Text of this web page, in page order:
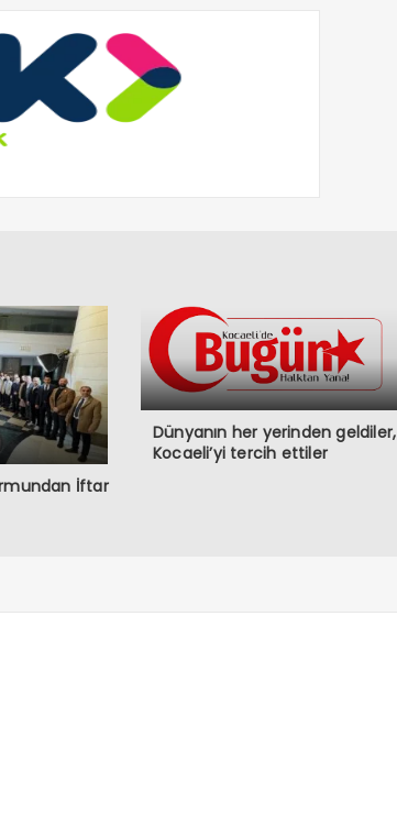
İftar
Dünyanın her yerinden geldiler,
Kocaeli’yi tercih ettiler